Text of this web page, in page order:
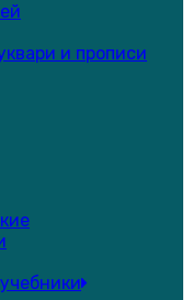
и прописи